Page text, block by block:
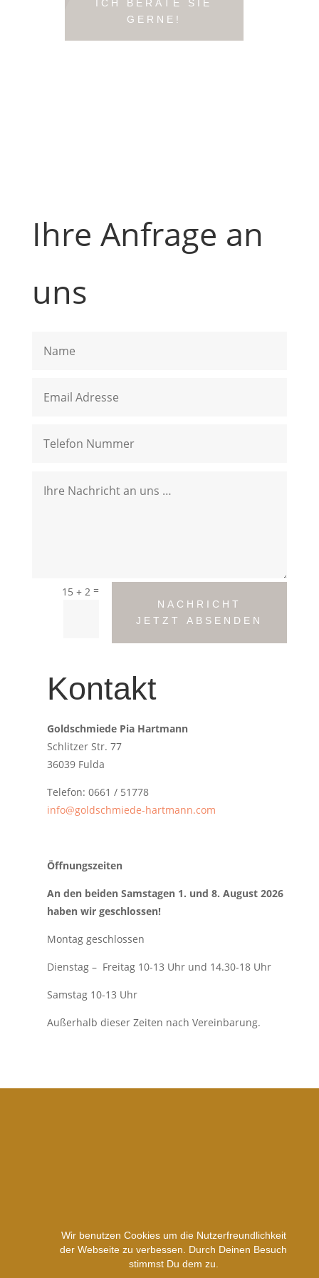
Wir benutzen Cookies um die Nutzerfreundlichkeit
der Webseite zu verbessen. Durch Deinen Besuch
stimmst Du dem zu.
ICH BERATE SIE
GERNE!
Ihre Anfrage an
uns
15 + 2 =
NACHRICHT
JETZT ABSENDEN
Kontakt
Goldschmiede Pia Hartmann
Schlitzer Str. 77
36039 Fulda
Telefon: 0661 / 51778
info@goldschmiede-hartmann.com
Öffnungszeiten
An den beiden Samstagen 1. und 8. August 2026
haben wir geschlossen!
Montag geschlossen
Dienstag – Freitag 10-13 Uhr und 14.30-18 Uhr
Samstag 10-13 Uhr
Außerhalb dieser Zeiten nach Vereinbarung.